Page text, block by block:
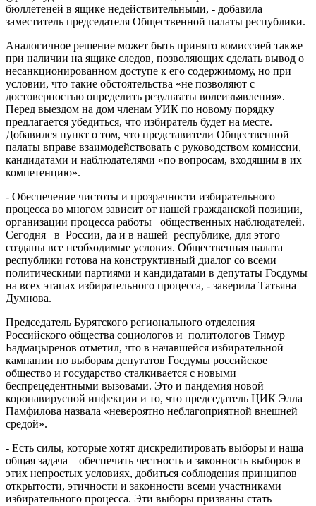
бюллетеней в ящике недействительными, - добавила
заместитель председателя Общественной палаты республики.
Аналогичное решение может быть принято комиссией также
при наличии на ящике следов, позволяющих сделать вывод о
несанкционированном доступе к его содержимому, но при
условии, что такие обстоятельства «не позволяют с
достоверностью определить результаты волеизъявления».
Перед выездом на дом членам УИК по новому порядку
предлагается убедиться, что избиратель будет на месте.
Добавился пункт о том, что представители Общественной
палаты вправе взаимодействовать с руководством комиссии,
кандидатами и наблюдателями «по вопросам, входящим в их
компетенцию».
- Обеспечение чистоты и прозрачности избирательного
процесса во многом зависит от нашей гражданской позиции,
организации процесса работы общественных наблюдателей.
Сегодня в России, да и в нашей республике, для этого
созданы все необходимые условия. Общественная палата
республики готова на конструктивный диалог со всеми
политическими партиями и кандидатами в депутаты Госдумы
на всех этапах избирательного процесса, - заверила Татьяна
Думнова.
Председатель Бурятского регионального отделения
Российского общества социологов и политологов Тимур
Бадмацыренов отметил, что в начавшейся избирательной
кампании по выборам депутатов Госдумы российское
общество и государство сталкивается с новыми
беспрецедентными вызовами. Это и пандемия новой
коронавирусной инфекции и то, что председатель ЦИК Элла
Памфилова назвала «невероятно неблагоприятной внешней
средой».
- Есть силы, которые хотят дискредитировать выборы и наша
общая задача – обеспечить честность и законность выборов в
этих непростых условиях, добиться соблюдения принципов
открытости, этичности и законности всеми участниками
избирательного процесса. Эти выборы призваны стать